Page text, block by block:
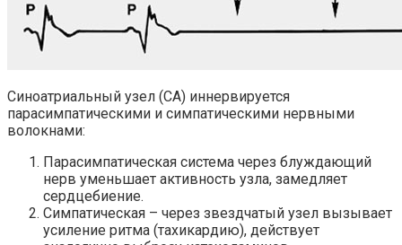
Синоатриальный узел (СА) иннервируется
парасимпатическими и симпатическими нервными
волокнами:
Парасимпатическая система через блуждающий
нерв уменьшает активность узла, замедляет
сердцебиение.
Симпатическая – через звездчатый узел вызывает
усиление ритма (тахикардию), действует